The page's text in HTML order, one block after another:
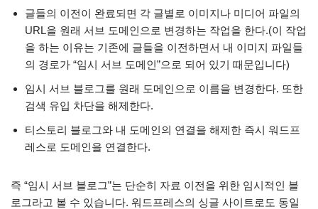
글들의 이전이 완료되면 각 글별로 이미지나 미디어 파일의
URL을 원래 서브 도메인으로 변경하는 작업을 한다.(이 작업
을 하는 이유는 기존에 글들을 이전하면서 내 이미지 파일들
의 경로가 “임시 서브 도메인”으로 되어 있기 때문입니다)
임시 서브 블로그를 원래 도메인으로 이름을 변경한다. 또한
검색 유입 차단을 해제한다.
티스토리 블로그와 내 도메인의 연결을 해제한 즉시 워드프
레스로 도메인을 연결한다.
즉 “임시 서브 블로그”는 단순히 자료 이전을 위한 임시적인 블
로그라고 볼 수 있습니다. 워드프레스의 싱글 사이트로도 동일